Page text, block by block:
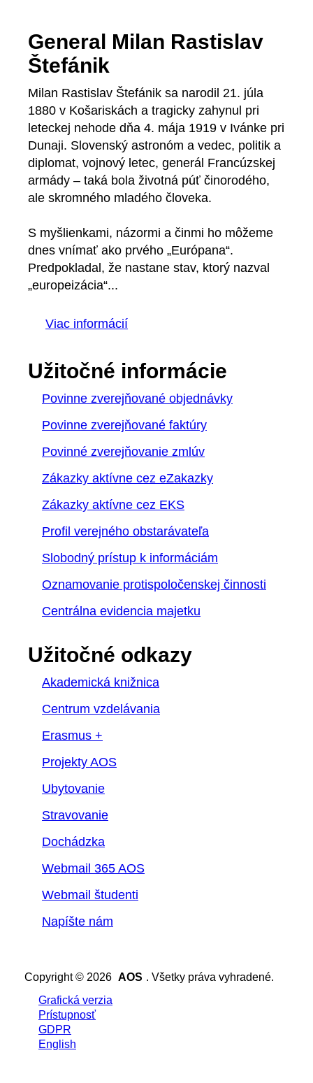
General Milan Rastislav
Štefánik
Milan Rastislav Štefánik sa narodil 21. júla
1880 v Košariskách a tragicky zahynul pri
leteckej nehode dňa 4. mája 1919 v Ivánke pri
Dunaji. Slovenský astronóm a vedec, politik a
diplomat, vojnový letec, generál Francúzskej
armády – taká bola životná púť činorodého,
ale skromného mladého človeka.
S myšlienkami, názormi a činmi ho môžeme
dnes vnímať ako prvého „Európana“.
Predpokladal, že nastane stav, ktorý nazval
„europeizácia“...
Viac informácií
Užitočné informácie
Povinne zverejňované objednávky
Povinne zverejňované faktúry
Povinné zverejňovanie zmlúv
Zákazky aktívne cez eZakazky
Zákazky aktívne cez EKS
Profil verejného obstarávateľa
Slobodný prístup k informáciám
Oznamovanie protispoločenskej činnosti
Centrálna evidencia majetku
Užitočné odkazy
Akademická knižnica
Centrum vzdelávania
Erasmus +
Projekty AOS
Ubytovanie
Stravovanie
Dochádzka
Webmail 365 AOS
Webmail študenti
Napíšte nám
Copyright © 2026 AOS . Všetky práva vyhradené.
Grafická verzia
Prístupnosť
GDPR
English